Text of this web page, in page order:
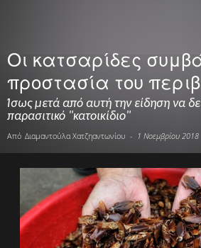
Οι κατσαρίδες
προστασία του
Ίσως μετά από αυτή την είδηση να
παρασιτικό "κατοικίδιο"
Από Διαμαντούλα Χατζηαντωνίου - 1 Νοεμβρίου 2018